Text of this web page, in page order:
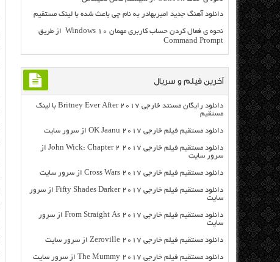
دانلود آهنگ جدید امیربهادر به نام چی باعث شده با لینک مستقیم
نحوه ی فعال کردن حساب کاربری مهمان Windows 10 از طریق
Command Prompt
آخرین فیلم و سریال
دانلود رایگان مسنتد خارجی Britney Ever After 2017 با لینک
مستقیم
دانلود مستقیم فیلم خارجی OK Jaanu 2017 از سرور سایت
دانلود مستقیم فیلم خارجی John Wick: Chapter 2 2017 از
سرور سایت
دانلود مستقیم فیلم خارجی Cross Wars 2017 از سرور سایت
دانلود مستقیم فیلم خارجی Fifty Shades Darker 2017 از سرور
سایت
دانلود مستقیم فیلم خارجی From Straight As 2017 از سرور
سایت
دانلود مستقیم فیلم خارجی Zeroville 2017 از سرور سایت
دانلود مستقیم فیلم خارجی The Mummy 2017 از سرور سایت